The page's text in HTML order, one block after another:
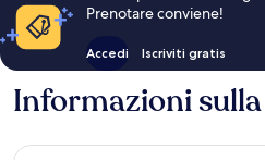
Prenotare conviene!
Accedi Iscriviti gratis
Informazioni